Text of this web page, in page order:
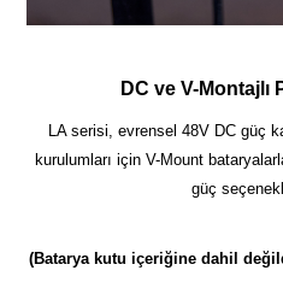
DC ve V-Montajlı
LA serisi, evrensel 48V DC güç
kurulumları için V-Mount
güç
(Batarya kutu içeriğine dahil